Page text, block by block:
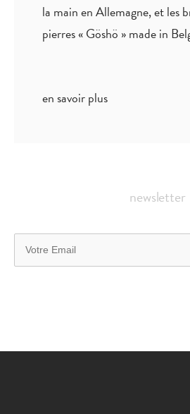
la main en Allemagne, et les
pierres « Göshö » made in
en savoir plus
newsletter